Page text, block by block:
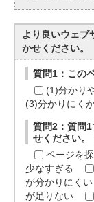
より良いウェブ
かせください。
質問1：この
(1)分かり
(3)分かりにく
質問2：質問
せください。
ページを
少なすぎる
が分かりにくい
が足りない